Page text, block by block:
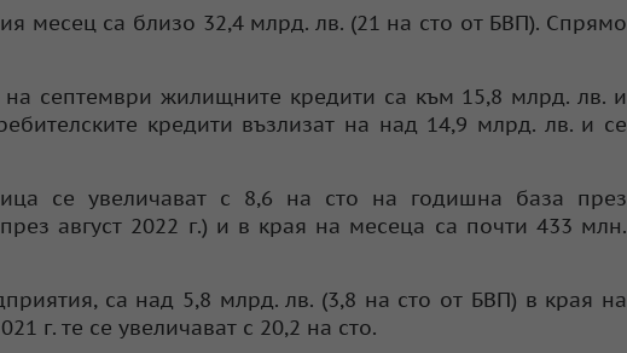
месец са близо 32,4 млрд. лв. (21 на сто от БВП). Спрямо
на септември жилищните кредити са към 15,8 млрд. лв. и
кредити възлизат на над 14,9 млрд. лв. и се
се увеличават с 8,6 на сто на годишна база през
август 2022 г.) и в края на месеца са почти 433 млн.
са над 5,8 млрд. лв. (3,8 на сто от БВП) в края на
г. те се увеличават с 20,2 на сто.